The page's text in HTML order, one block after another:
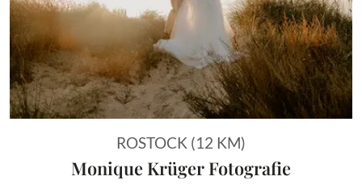
ROSTOCK (12 KM)
Monique Krüger Fotografie